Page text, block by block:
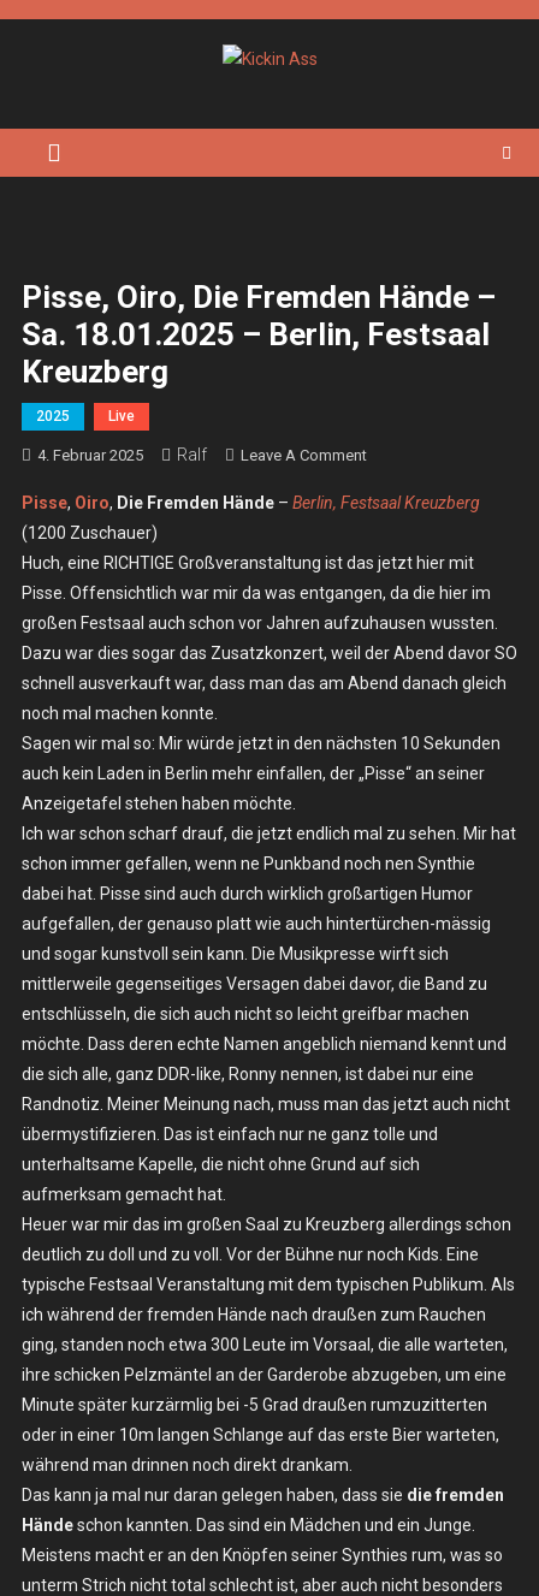
Pisse, Oiro, Die Fremden Hände –
Sa. 18.01.2025 – Berlin, Festsaal
Kreuzberg
2025 Live
4. Februar 2025 Ralf Leave A CommentOn
Oiro,
Fremden
Hände
–
Sa.
18.01.2025
Pisse, Oiro, Die Fremden Hände– Berlin, Festsaal Kreuzberg
(1200 Zuschauer)
Huch, eine RICHTIGE Großveranstaltung ist das jetzt hier mit
Pisse. Offensichtlich war mir da was entgangen, da die hier im
großen Festsaal auch schon vor Jahren aufzuhausen wussten.
Dazu war dies sogar das Zusatzkonzert, weil der Abend davor SO
schnell ausverkauft war, dass man das am Abend danach gleich
noch mal machen konnte.
Sagen wir mal so: Mir würde jetzt in den nächsten 10 Sekunden
auch kein Laden in Berlin mehr einfallen, der „Pisse“ an seiner
Anzeigetafel stehen haben möchte.
Ich war schon scharf drauf, die jetzt endlich mal zu sehen. Mir hat
schon immer gefallen, wenn ne Punkband noch nen Synthie
dabei hat. Pisse sind auch durch wirklich großartigen Humor
aufgefallen, der genauso platt wie auch hintertürchen-mässig
und sogar kunstvoll sein kann. Die Musikpresse wirft sich
mittlerweile gegenseitiges Versagen dabei davor, die Band zu
entschlüsseln, die sich auch nicht so leicht greifbar machen
möchte. Dass deren echte Namen angeblich niemand kennt und
die sich alle, ganz DDR-like, Ronny nennen, ist dabei nur eine
Randnotiz. Meiner Meinung nach, muss man das jetzt auch nicht
übermystifizieren. Das ist einfach nur ne ganz tolle und
unterhaltsame Kapelle, die nicht ohne Grund auf sich
aufmerksam gemacht hat.
Heuer war mir das im großen Saal zu Kreuzberg allerdings schon
deutlich zu doll und zu voll. Vor der Bühne nur noch Kids. Eine
typische Festsaal Veranstaltung mit dem typischen Publikum. Als
ich während der fremden Hände nach draußen zum Rauchen
ging, standen noch etwa 300 Leute im Vorsaal, die alle warteten,
ihre schicken Pelzmäntel an der Garderobe abzugeben, um eine
Minute später kurzärmlig bei -5 Grad draußen rumzuzitterten
oder in einer 10m langen Schlange auf das erste Bier warteten,
während man drinnen noch direkt drankam.
Das kann ja mal nur daran gelegen haben, dass sie die fremden
Händeschon kannten. Das sind ein Mädchen und ein Junge.
Meistens macht er an den Knöpfen seiner Synthies rum, was so
unterm Strich nicht total schlecht ist, aber auch nicht besonders